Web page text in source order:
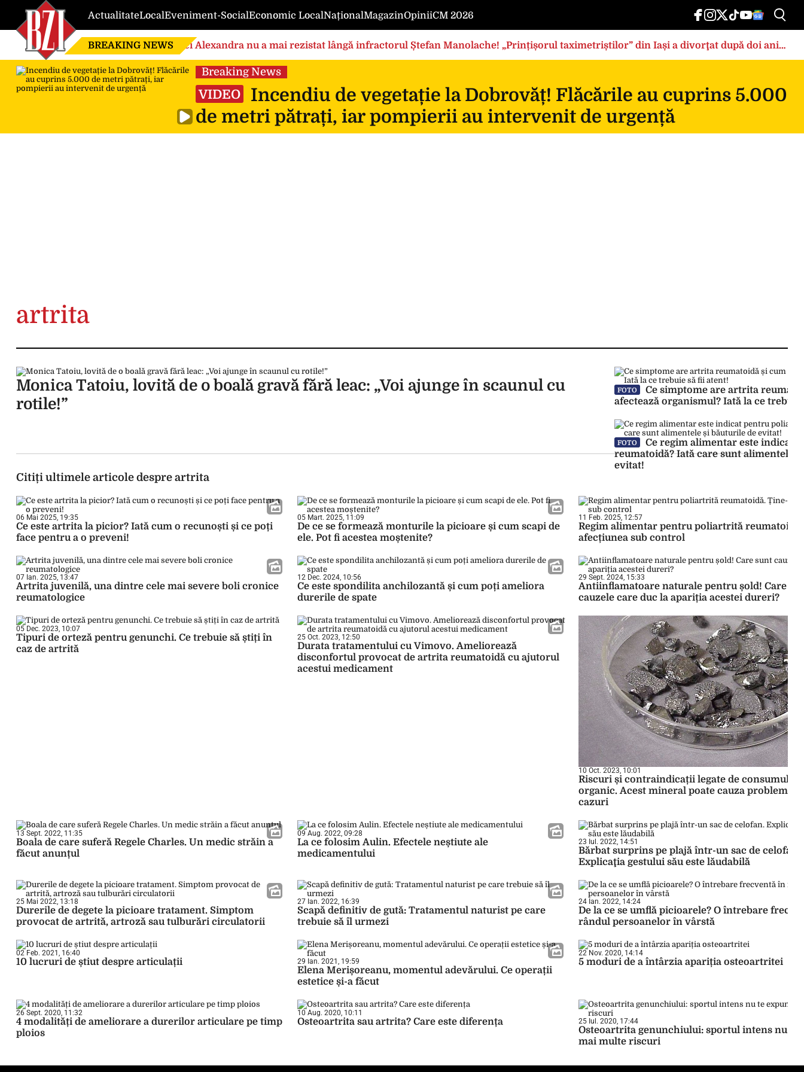
ActualitateLocalEveniment-SocialEconomic LocalNaționalMagazinOpiniiCM 2026
BREAKING NEWS Nici Alexandra nu a mai rezistat lângă infractorul Ștefan Manolache! „Prințișorul taximetriștilor” din Iași a divorţat după doi ani
de căsnicie
Breaking News
VIDEO
Incendiu de vegetație la Dobrovăț! Flăcările au cuprins 5.000
de metri pătrați, iar pompierii au intervenit de urgență
artrita
Monica Tatoiu, lovită de o boală gravă fără leac: „Voi ajunge în scaunul cu
rotile!”
FOTO
Ce simptome are artrita
afectează organismul? Iată la ce
FOTO
Ce regim alimentar este indicat
reumatoidă? Iată care sunt alimentele
evitat!
Citiți ultimele articole despre artrita
06 Mai 2025, 19:35
Ce este artrita la picior? Iată cum o recunoști și ce poți
face pentru a o preveni!
05 Mart. 2025, 11:09
De ce se formează monturile la picioare și cum scapi de
ele. Pot fi acestea moștenite?
11 Feb. 2025, 12:57
Regim alimentar pentru poliartrită
afecțiunea sub control
07 Ian. 2025, 13:47
Artrita juvenilă, una dintre cele mai severe boli cronice
reumatologice
12 Dec. 2024, 10:56
Ce este spondilita anchilozantă și cum poți ameliora
durerile de spate
29 Sept. 2024, 15:33
Antiinflamatoare naturale pentru șold! Care
cauzele care duc la apariția acestei dureri?
05 Dec. 2023, 10:07
Tipuri de orteză pentru genunchi. Ce trebuie să știți în
caz de artrită
25 Oct. 2023, 12:50
Durata tratamentului cu Vimovo. Ameliorează
disconfortul provocat de artrita reumatoidă cu ajutorul
acestui medicament
10 Oct. 2023, 10:01
Riscuri și contraindicații legate de consumul
organic. Acest mineral poate cauza probleme
cazuri
13 Sept. 2022, 11:35
Boala de care suferă Regele Charles. Un medic străin a
făcut anunțul
09 Aug. 2022, 09:28
La ce folosim Aulin. Efectele neștiute ale
medicamentului
23 Iul. 2022, 14:51
Bărbat surprins pe plajă într-un sac de celofan.
Explicaţia gestului său este lăudabilă
25 Mai 2022, 13:18
Durerile de degete la picioare tratament. Simptom
provocat de artrită, artroză sau tulburări circulatorii
27 Ian. 2022, 16:39
Scapă definitiv de gută: Tratamentul naturist pe care
trebuie să îl urmezi
24 Ian. 2022, 14:24
De la ce se umflă picioarele? O întrebare
rândul persoanelor în vârstă
02 Feb. 2021, 16:40
10 lucruri de știut despre articulații 29 Ian. 2021, 19:59
Elena Merișoreanu, momentul adevărului. Ce operații
estetice și-a făcut
22 Nov. 2020, 14:14
5 moduri de a întârzia apariția osteoartritei
26 Sept. 2020, 11:32
4 modalități de ameliorare a durerilor articulare pe timp
ploios
10 Aug. 2020, 10:11
Osteoartrita sau artrita? Care este diferența 25 Iul. 2020, 17:44
Osteoartrita genunchiului: sportul intens nu te
mai multe riscuri